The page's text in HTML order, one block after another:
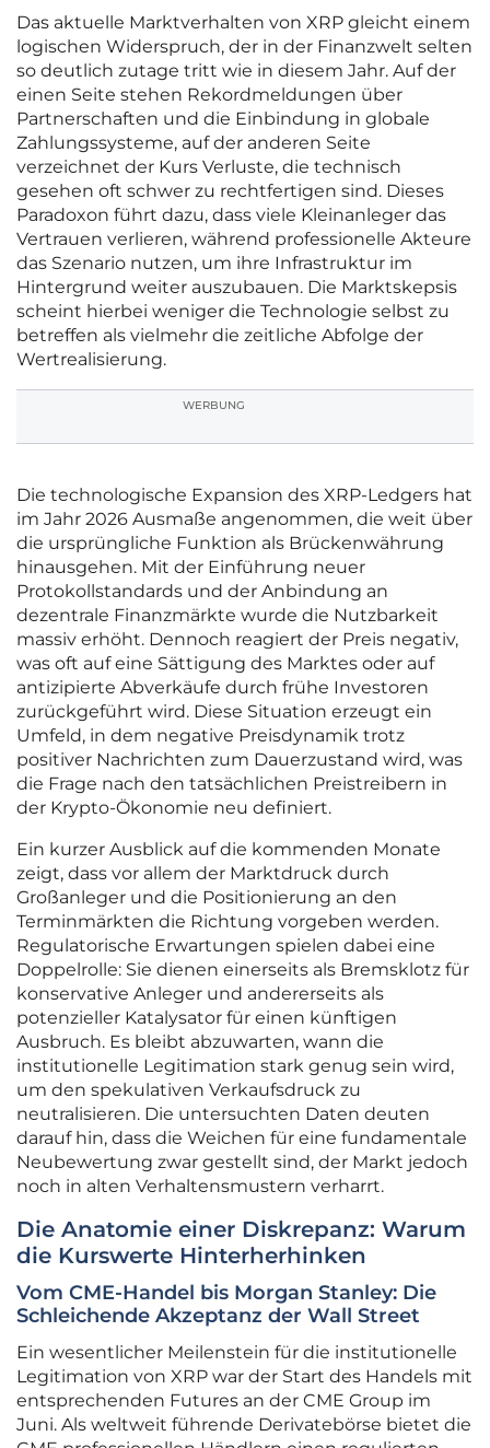
Das aktuelle Marktverhalten von XRP gleicht einem
logischen Widerspruch, der in der Finanzwelt selten
so deutlich zutage tritt wie in diesem Jahr. Auf der
einen Seite stehen Rekordmeldungen über
Partnerschaften und die Einbindung in globale
Zahlungssysteme, auf der anderen Seite
verzeichnet der Kurs Verluste, die technisch
gesehen oft schwer zu rechtfertigen sind. Dieses
Paradoxon führt dazu, dass viele Kleinanleger das
Vertrauen verlieren, während professionelle Akteure
das Szenario nutzen, um ihre Infrastruktur im
Hintergrund weiter auszubauen. Die Marktskepsis
scheint hierbei weniger die Technologie selbst zu
betreffen als vielmehr die zeitliche Abfolge der
Wertrealisierung.
WERBUNG
Die technologische Expansion des XRP-Ledgers hat
im Jahr 2026 Ausmaße angenommen, die weit über
die ursprüngliche Funktion als Brückenwährung
hinausgehen. Mit der Einführung neuer
Protokollstandards und der Anbindung an
dezentrale Finanzmärkte wurde die Nutzbarkeit
massiv erhöht. Dennoch reagiert der Preis negativ,
was oft auf eine Sättigung des Marktes oder auf
antizipierte Abverkäufe durch frühe Investoren
zurückgeführt wird. Diese Situation erzeugt ein
Umfeld, in dem negative Preisdynamik trotz
positiver Nachrichten zum Dauerzustand wird, was
die Frage nach den tatsächlichen Preistreibern in
der Krypto-Ökonomie neu definiert.
Ein kurzer Ausblick auf die kommenden Monate
zeigt, dass vor allem der Marktdruck durch
Großanleger und die Positionierung an den
Terminmärkten die Richtung vorgeben werden.
Regulatorische Erwartungen spielen dabei eine
Doppelrolle: Sie dienen einerseits als Bremsklotz für
konservative Anleger und andererseits als
potenzieller Katalysator für einen künftigen
Ausbruch. Es bleibt abzuwarten, wann die
institutionelle Legitimation stark genug sein wird,
um den spekulativen Verkaufsdruck zu
neutralisieren. Die untersuchten Daten deuten
darauf hin, dass die Weichen für eine fundamentale
Neubewertung zwar gestellt sind, der Markt jedoch
noch in alten Verhaltensmustern verharrt.
Die Anatomie einer Diskrepanz: Warum
die Kurswerte Hinterherhinken
Vom CME-Handel bis Morgan Stanley: Die
Schleichende Akzeptanz der Wall Street
Ein wesentlicher Meilenstein für die institutionelle
Legitimation von XRP war der Start des Handels mit
entsprechenden Futures an der CME Group im
Juni. Als weltweit führende Derivatebörse bietet die